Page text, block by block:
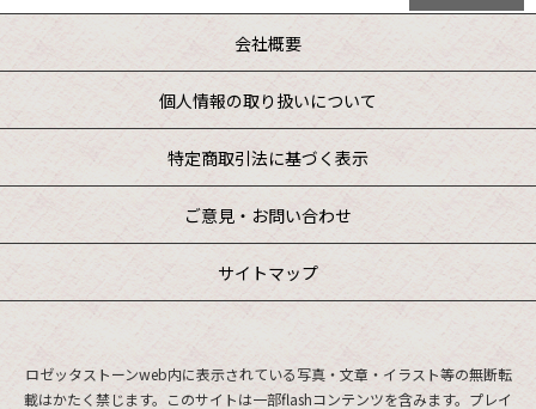
会社概要
個人情報の取り扱いについて
特定商取引法に基づく表示
ご意見・お問い合わせ
サイトマップ
ロゼッタストーンweb内に表示されている写真・文章・イラスト等の無断転
載はかたく禁じます。 このサイトは一部flashコンテンツを含みます。プレイ